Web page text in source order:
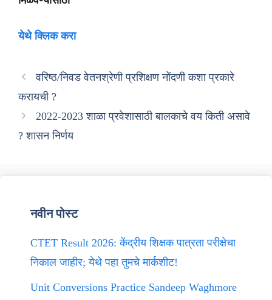
येथे क्लिक करा
वरिष्ठ/निवड वेतनश्रेणी प्रशिक्षण नोंदणी कशा प्रकारे
करायची ?
2022-2023 शाळा प्रवेशासाठी बालकाचे वय किती असावे
? शासन निर्णय
नवीन पोस्ट
CTET Result 2026: केंद्रीय शिक्षक पात्रता परीक्षेचा
निकाल जाहीर; येथे पहा तुमचे मार्कशीट!
Unit Conversions Practice Sandeep Waghmore